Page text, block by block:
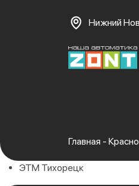
Нижний
Главная -
ЭТМ Тихорецк